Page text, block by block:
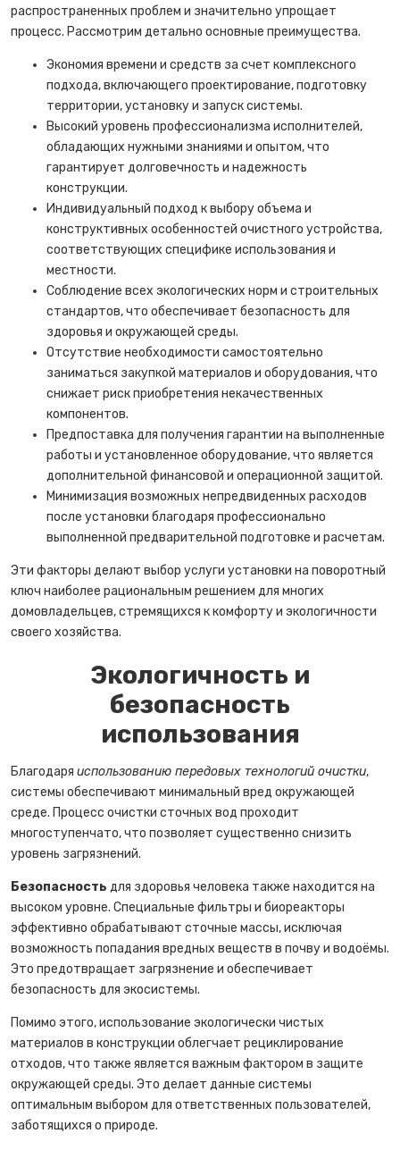
распространенных проблем и значительно упрощает
процесс. Рассмотрим детально основные преимущества.
Экономия времени и средств за счет комплексного
подхода, включающего проектирование, подготовку
территории, установку и запуск системы.
Высокий уровень профессионализма исполнителей,
обладающих нужными знаниями и опытом, что
гарантирует долговечность и надежность
конструкции.
Индивидуальный подход к выбору объема и
конструктивных особенностей очистного устройства,
соответствующих специфике использования и
местности.
Соблюдение всех экологических норм и строительных
стандартов, что обеспечивает безопасность для
здоровья и окружающей среды.
Отсутствие необходимости самостоятельно
заниматься закупкой материалов и оборудования, что
снижает риск приобретения некачественных
компонентов.
Предпоставка для получения гарантии на выполненные
работы и установленное оборудование, что является
дополнительной финансовой и операционной защитой.
Минимизация возможных непредвиденных расходов
после установки благодаря профессионально
выполненной предварительной подготовке и расчетам.
Эти факторы делают выбор услуги установки на поворотный
ключ наиболее рациональным решением для многих
домовладельцев, стремящихся к комфорту и экологичности
своего хозяйства.
Экологичность и
безопасность
использования
Благодаря использованию передовых технологий очистки,
системы обеспечивают минимальный вред окружающей
среде. Процесс очистки сточных вод проходит
многоступенчато, что позволяет существенно снизить
уровень загрязнений.
Безопасность для здоровья человека также находится на
высоком уровне. Специальные фильтры и биореакторы
эффективно обрабатывают сточные массы, исключая
возможность попадания вредных веществ в почву и водоёмы.
Это предотвращает загрязнение и обеспечивает
безопасность для экосистемы.
Помимо этого, использование экологически чистых
материалов в конструкции облегчает рециклирование
отходов, что также является важным фактором в защите
окружающей среды. Это делает данные системы
оптимальным выбором для ответственных пользователей,
заботящихся о природе.